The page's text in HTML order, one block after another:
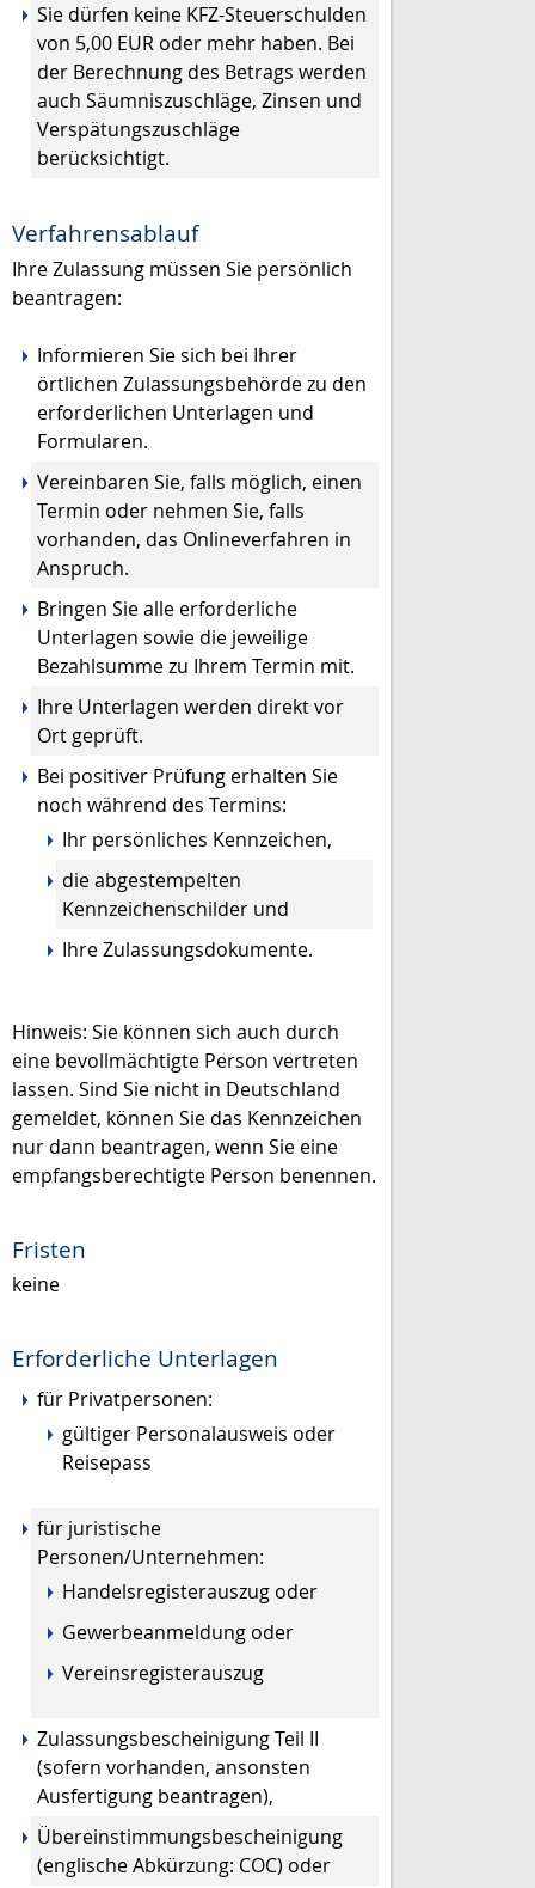
Sie dürfen keine KFZ-Steuerschulden
von 5,00 EUR oder mehr haben. Bei
der Berechnung des Betrags werden
auch Säumniszuschläge, Zinsen und
Verspätungszuschläge
berücksichtigt.
Verfahrensablauf
Ihre Zulassung müssen Sie persönlich
beantragen:
Informieren Sie sich bei Ihrer
örtlichen Zulassungsbehörde zu den
erforderlichen Unterlagen und
Formularen.
Vereinbaren Sie, falls möglich, einen
Termin oder nehmen Sie, falls
vorhanden, das Onlineverfahren in
Anspruch.
Bringen Sie alle erforderliche
Unterlagen sowie die jeweilige
Bezahlsumme zu Ihrem Termin mit.
Ihre Unterlagen werden direkt vor
Ort geprüft.
Bei positiver Prüfung erhalten Sie
noch während des Termins:
Ihr persönliches Kennzeichen,
die abgestempelten
Kennzeichenschilder und
Ihre Zulassungsdokumente.
Hinweis: Sie können sich auch durch
eine bevollmächtigte Person vertreten
lassen. Sind Sie nicht in Deutschland
gemeldet, können Sie das Kennzeichen
nur dann beantragen, wenn Sie eine
empfangsberechtigte Person benennen.
Fristen
keine
Erforderliche Unterlagen
für Privatpersonen:
gültiger Personalausweis oder
Reisepass
für juristische
Personen/Unternehmen:
Handelsregisterauszug oder
Gewerbeanmeldung oder
Vereinsregisterauszug
Zulassungsbescheinigung Teil II
(sofern vorhanden, ansonsten
Ausfertigung beantragen),
Übereinstimmungsbescheinigung
(englische Abkürzung: COC) oder